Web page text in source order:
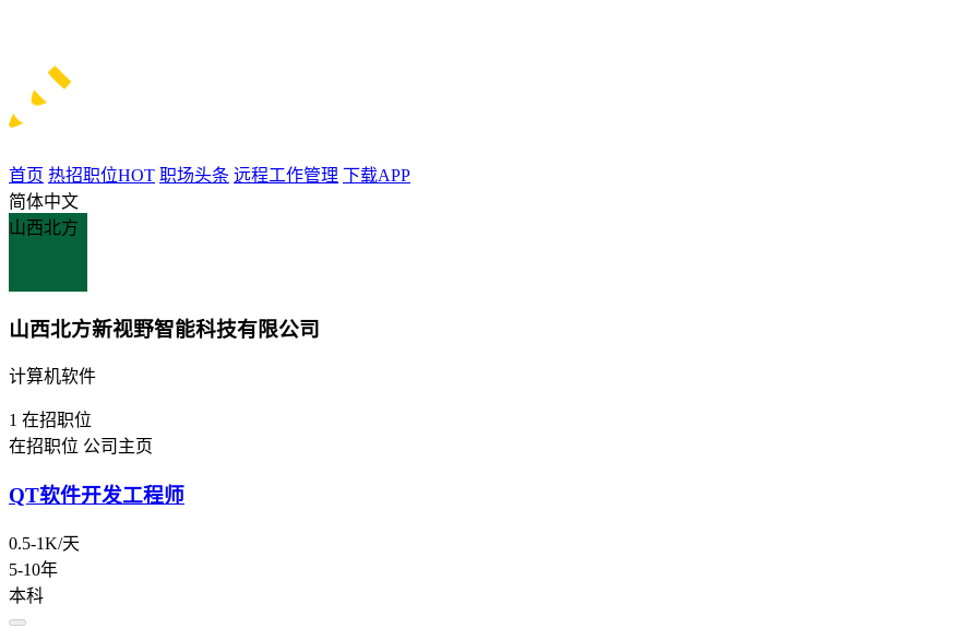
首页 热招职位HOT 职场头条 远程工作管理 下载APP
简体中文
山西北方
山西北方新视野智能科技有限公司
计算机软件
1 在招职位
在招职位 公司主页
QT软件开发工程师
0.5-1K/天
5-10年
本科